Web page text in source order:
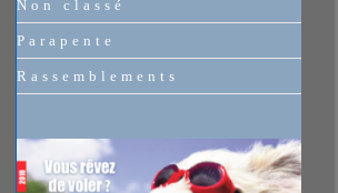
Non classé
Parapente
Rassemblements